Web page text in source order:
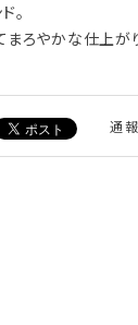
。
ろやかな仕上が
通